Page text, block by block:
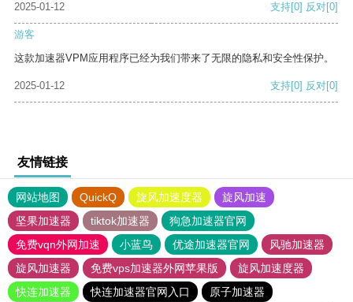
2025-01-12 支持[0] 反对[0]
游客
这款加速器VPM应用程序已经为我们带来了无限的隐私和安全性保护。
2025-01-12 支持[0] 反对[0]
友情链接
网站地图 QuickQ 旋风加速度器
旋风加速
坚果加速器
tiktok加速器
狗急加速器官网
免费vqn外网加速
小蓝鸟 优途加速器官网
风驰加速器
旋风加速器
免费vps加速器外网苹果版
旋风加速度器
快连加速器
快连加速器官网入口
原子加速器